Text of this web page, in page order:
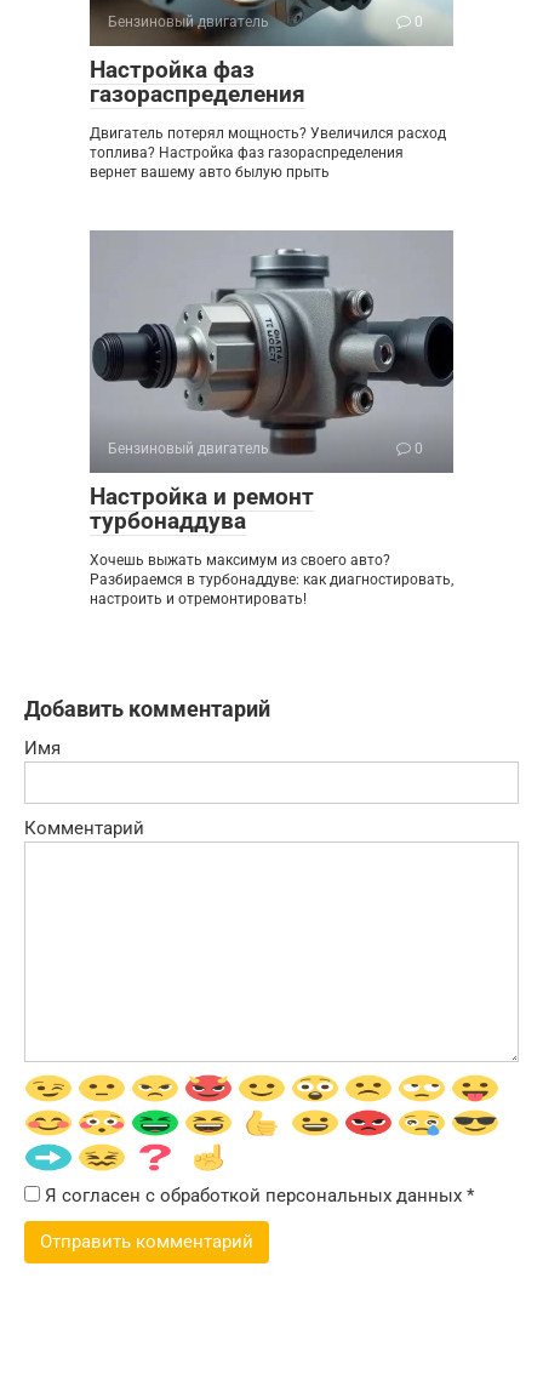
Бензиновый двигатель 0
Настройка фаз
газораспределения
Двигатель потерял мощность? Увеличился расход
топлива? Настройка фаз газораспределения
вернет вашему авто былую прыть
Бензиновый двигатель 0
Настройка и ремонт
турбонаддува
Хочешь выжать максимум из своего авто?
Разбираемся в турбонаддуве: как диагностировать,
настроить и отремонтировать!
Добавить комментарий
Имя
Комментарий
Я согласен с обработкой персональных данных *